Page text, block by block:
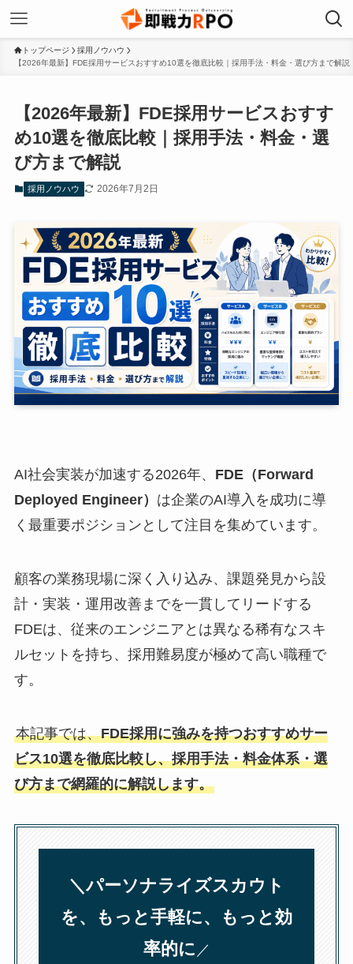
トップページ
採用ノウハウ
【2026年最新】FDE採用サービスおすすめ10選を徹底比較｜採用手法・料金・選び方まで解説
【2026年最新】FDE採用サービスおすす
め10選を徹底比較｜採用手法・料金・選
び方まで解説
採用ノウハウ 2026年7月2日
AI社会実装が加速する2026年、 FDE（Forward
Deployed Engineer） は企業のAI導入を成功に導
く最重要ポジションとして注目を集めています。
顧客の業務現場に深く入り込み、課題発見から設
計・実装・運用改善までを一貫してリードする
FDEは、従来のエンジニアとは異なる稀有なスキ
ルセットを持ち、採用難易度が極めて高い職種で
す。
本記事では、FDE採用に強みを持つおすすめサー
ビス10選を徹底比較し、採用手法・料金体系・選
び方まで網羅的に解説します。
＼パーソナライズスカウト
を、もっと手軽に、もっと効
率的に ／